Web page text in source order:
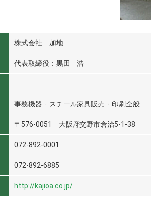
株式会社 加地
代表取締役：黒田 浩
事務機器・スチール家具販売・印刷全般
〒576-0051 大阪府交野市倉治5-1-38
072-892-0001
072-892-6885
http://kajioa.co.jp/